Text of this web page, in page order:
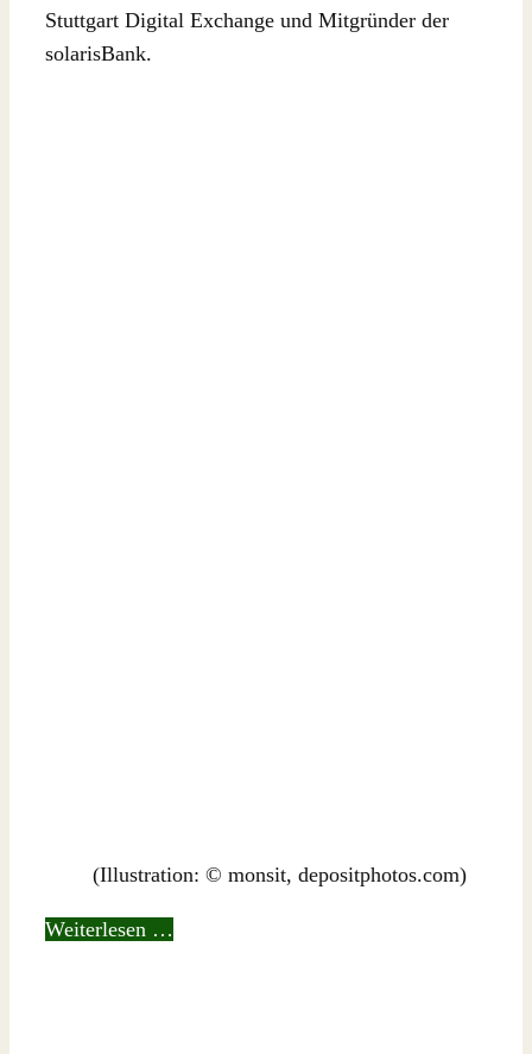
Stuttgart Digital Exchange und Mitgründer der
solarisBank.
(Illustration: © monsit, depositphotos.com)
Weiterlesen …